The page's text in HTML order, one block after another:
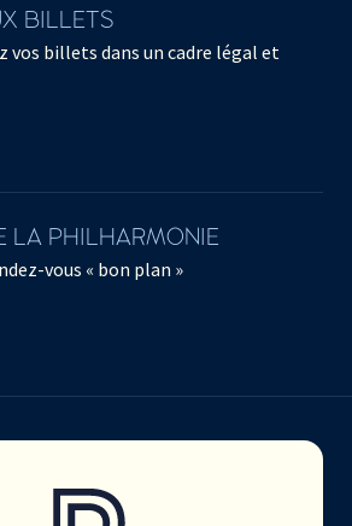
BILLETS
vos billets dans un cadre légal et
LA PHILHARMONIE
vous « bon plan »